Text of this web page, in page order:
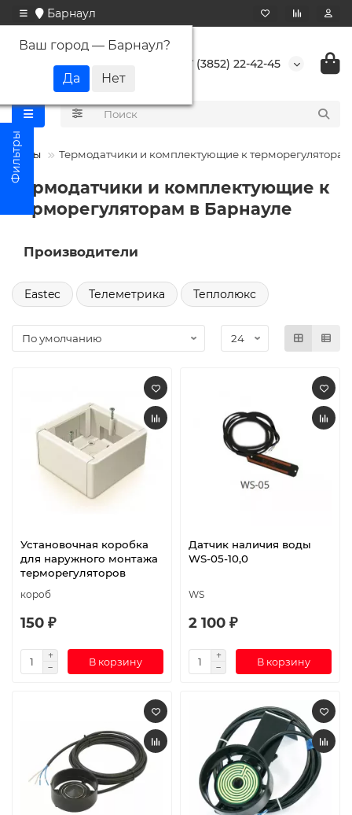
Барнаул
Ваш город — Барнаул?
+7 (3852) 22-42-45
Термодатчики и комплектующие к терморегуляторам
Термодатчики и комплектующие к
терморегуляторам в Барнауле
Производители
Eastec Телеметрика Теплолюкс
Установочная коробка
для наружного монтажа
терморегуляторов
короб
150 ₽
В корзину
Датчик наличия воды
WS-05-10,0
WS
2 100 ₽
В корзину